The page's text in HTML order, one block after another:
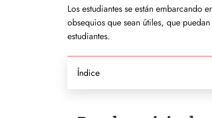
Los estudiantes se están embarcando
obsequios que sean útiles, que
estudiantes.
Índice